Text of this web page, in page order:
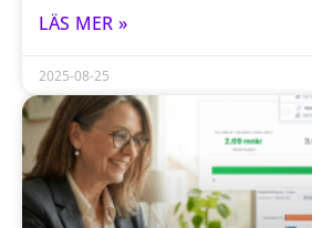
LÄS MER »
2025-08-25